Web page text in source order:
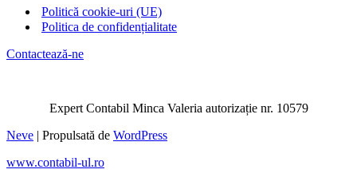
Politică cookie-uri (UE)
Politica de confidențialitate
Contactează-ne
Expert Contabil Minca Valeria autorizație nr. 10579
Neve | Propulsată de WordPress
www.contabil-ul.ro